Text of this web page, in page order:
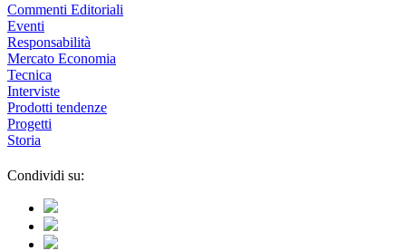
Commenti Editoriali
Eventi
Responsabilità
Mercato Economia
Tecnica
Interviste
Prodotti tendenze
Progetti
Storia
Condividi su: